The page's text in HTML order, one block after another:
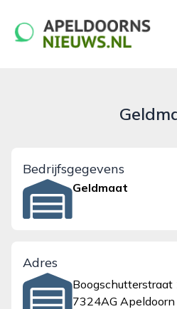
apeldoornsnieuws.nl
Bedrijfsgegevens
Geldmaat
Adres
Boogschutterstraat
7324AG Apeldoorn